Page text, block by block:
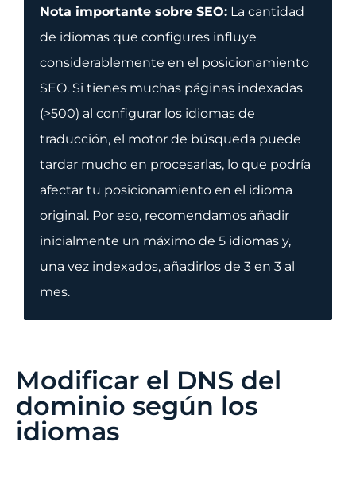
Nota importante sobre SEO: La cantidad
de idiomas que configures influye
considerablemente en el posicionamiento
SEO. Si tienes muchas páginas indexadas
(>500) al configurar los idiomas de
traducción, el motor de búsqueda puede
tardar mucho en procesarlas, lo que podría
afectar tu posicionamiento en el idioma
original. Por eso, recomendamos añadir
inicialmente un máximo de 5 idiomas y,
una vez indexados, añadirlos de 3 en 3 al
mes.
Modificar el DNS del
dominio según los
idiomas